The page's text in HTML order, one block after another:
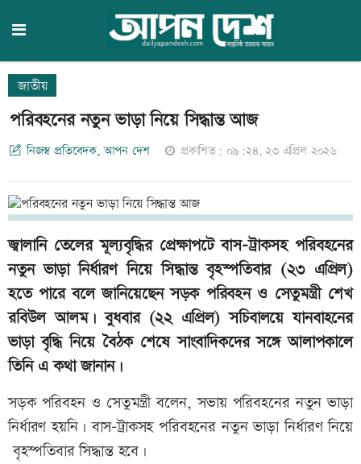
জাতীয়
পরিবহনের নতুন ভাড়া নিয়ে সিদ্ধান্ত আজ
নিজস্ব প্রতিবেদক, আপন দেশ প্রকাশিত: ০৯:২৪, ২৩ এপ্রিল ২০২৬
জ্বালানি তেলের মূল্যবৃদ্ধির প্রেক্ষাপটে বাস-ট্রাকসহ পরিবহনের
নতুন ভাড়া নির্ধারণ নিয়ে সিদ্ধান্ত বৃহস্পতিবার (২৩ এপ্রিল)
হতে পারে বলে জানিয়েছেন সড়ক পরিবহন ও সেতুমন্ত্রী শেখ
রবিউল আলম। বুধবার (২২ এপ্রিল) সচিবালয়ে যানবাহনের
ভাড়া বৃদ্ধি নিয়ে বৈঠক শেষে সাংবাদিকদের সঙ্গে আলাপকালে
তিনি এ কথা জানান।
সড়ক পরিবহন ও সেতুমন্ত্রী বলেন, সভায় পরিবহনের নতুন ভাড়া
নির্ধারণ হয়নি। বাস-ট্রাকসহ পরিবহনের নতুন ভাড়া নির্ধারণ নিয়ে
বৃহস্পতিবার সিদ্ধান্ত হবে।